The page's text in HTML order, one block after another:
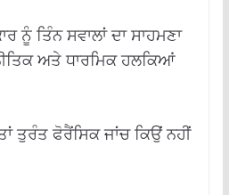
ਨੂੰ ਤਿੰਨ ਸਵਾਲਾਂ ਦਾ ਸਾਹਮਣਾ
ਅਤੇ ਧਾਰਮਿਕ ਹਲਕਿਆਂ
ਤੁਰੰਤ ਫੋਰੈਂਸਿਕ ਜਾਂਚ ਕਿਉਂ ਨਹੀਂ